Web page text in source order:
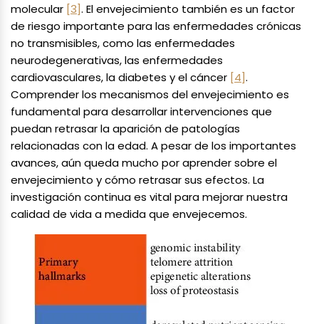
molecular [3]. El envejecimiento también es un factor
de riesgo importante para las enfermedades crónicas
no transmisibles, como las enfermedades
neurodegenerativas, las enfermedades
cardiovasculares, la diabetes y el cáncer [4].
Comprender los mecanismos del envejecimiento es
fundamental para desarrollar intervenciones que
puedan retrasar la aparición de patologías
relacionadas con la edad. A pesar de los importantes
avances, aún queda mucho por aprender sobre el
envejecimiento y cómo retrasar sus efectos. La
investigación continua es vital para mejorar nuestra
calidad de vida a medida que envejecemos.